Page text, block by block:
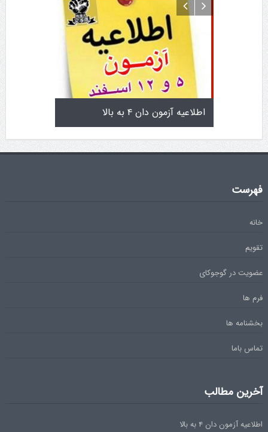
اطلاعیه آزمون تولد کایچو سن سی گوگن یاماگوچی
فهرست
خانه
تقویم
عضویت در گوجوکای
فرم ها
بخشنامه ها
تماس باما
آخرین مطالب
اطلاعیه آزمون دان ۴ به بالا